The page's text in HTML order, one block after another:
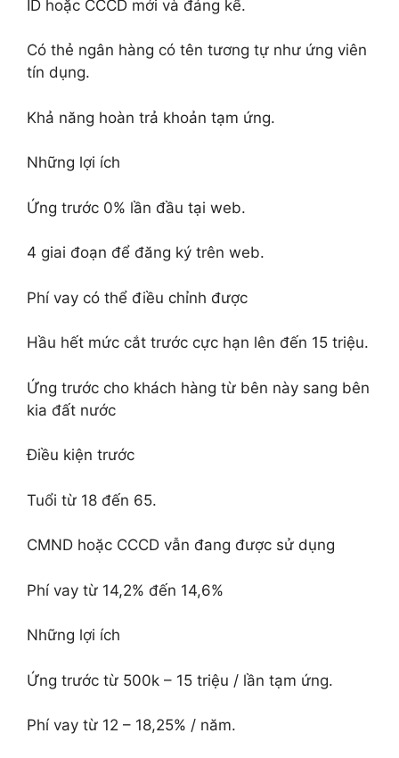
ID hoặc CCCD mới và đáng kể.
Có thẻ ngân hàng có tên tương tự như ứng viên
tín dụng.
Khả năng hoàn trả khoản tạm ứng.
Những lợi ích
Ứng trước 0% lần đầu tại web.
4 giai đoạn để đăng ký trên web.
Phí vay có thể điều chỉnh được
Hầu hết mức cắt trước cực hạn lên đến 15 triệu.
Ứng trước cho khách hàng từ bên này sang bên
kia đất nước
Điều kiện trước
Tuổi từ 18 đến 65.
CMND hoặc CCCD vẫn đang được sử dụng
Phí vay từ 14,2% đến 14,6%
Những lợi ích
Ứng trước từ 500k – 15 triệu / lần tạm ứng.
Phí vay từ 12 – 18,25% / năm.